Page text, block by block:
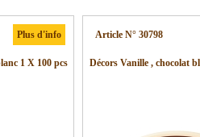
Plus d'info
1 X 100 pcs
Article N° 30798
Décors Vanille , chocolat